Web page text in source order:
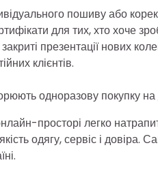
пошиву або
для тих, хто хоче
презентації нових
клієнтів.
одноразову покупку
просторі легко
одягу, сервіс і